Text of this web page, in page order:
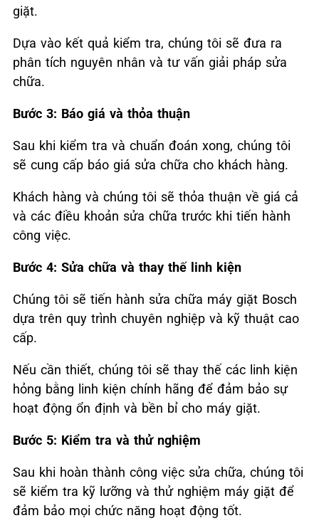
giặt.
Dựa vào kết quả kiểm tra, chúng tôi sẽ đưa ra
phân tích nguyên nhân và tư vấn giải pháp sửa
chữa.
Bước 3: Báo giá và thỏa thuận
Sau khi kiểm tra và chuẩn đoán xong, chúng tôi
sẽ cung cấp báo giá sửa chữa cho khách hàng.
Khách hàng và chúng tôi sẽ thỏa thuận về giá cả
và các điều khoản sửa chữa trước khi tiến hành
công việc.
Bước 4: Sửa chữa và thay thế linh kiện
Chúng tôi sẽ tiến hành sửa chữa máy giặt Bosch
dựa trên quy trình chuyên nghiệp và kỹ thuật cao
cấp.
Nếu cần thiết, chúng tôi sẽ thay thế các linh kiện
hỏng bằng linh kiện chính hãng để đảm bảo sự
hoạt động ổn định và bền bỉ cho máy giặt.
Bước 5: Kiểm tra và thử nghiệm
Sau khi hoàn thành công việc sửa chữa, chúng tôi
sẽ kiểm tra kỹ lưỡng và thử nghiệm máy giặt để
đảm bảo mọi chức năng hoạt động tốt.